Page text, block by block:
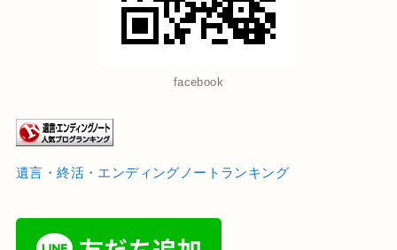
facebook
遺言・終活・エンディングノートランキング